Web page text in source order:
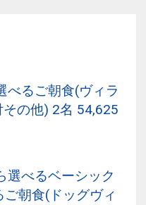
べるご朝食(ヴィラ
の他) 2名 54,625
選べるベーシック
朝食(ドッグヴィ